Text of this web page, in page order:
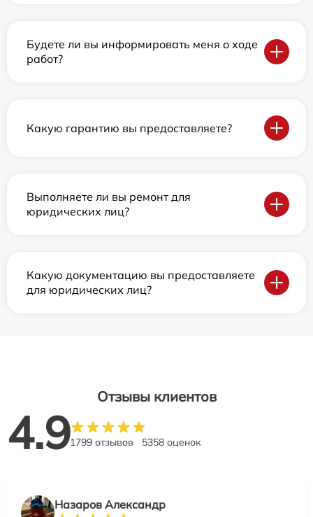
Будете ли вы информировать меня о ходе
работ?
Какую гарантию вы предоставляете?
Выполняете ли вы ремонт для
юридических лиц?
Какую документацию вы предоставляете
для юридических лиц?
Отзывы клиентов
4.91799 отзывов 5358 оценок
Назаров Александр